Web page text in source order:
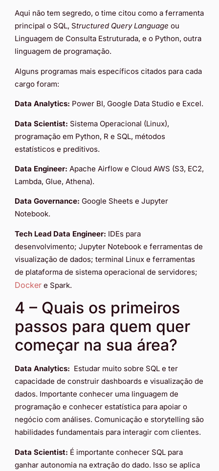
Aqui não tem segredo, o time citou como a ferramenta
principal o SQL, Structured Query Language ou
Linguagem de Consulta Estruturada, e o Python, outra
linguagem de programação.
Alguns programas mais específicos citados para cada
cargo foram:
Data Analytics: Power BI, Google Data Studio e Excel.
Data Scientist: Sistema Operacional (Linux),
programação em Python, R e SQL, métodos
estatísticos e preditivos.
Data Engineer: Apache Airflow e Cloud AWS (S3, EC2,
Lambda, Glue, Athena).
Data Governance: Google Sheets e Jupyter
Notebook.
Tech Lead Data Engineer: IDEs para
desenvolvimento; Jupyter Notebook e ferramentas de
visualização de dados; terminal Linux e ferramentas
de plataforma de sistema operacional de servidores;
Docker e Spark.
4 – Quais os primeiros
passos para quem quer
começar na sua área?
Data Analytics: Estudar muito sobre SQL e ter
capacidade de construir dashboards e visualização de
dados. Importante conhecer uma linguagem de
programação e conhecer estatística para apoiar o
negócio com análises. Comunicação e storytelling são
habilidades fundamentais para interagir com clientes.
Data Scientist: É importante conhecer SQL para
ganhar autonomia na extração do dado. Isso se aplica